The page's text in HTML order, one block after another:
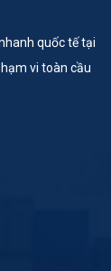
quốc tế tại
vi toàn cầu